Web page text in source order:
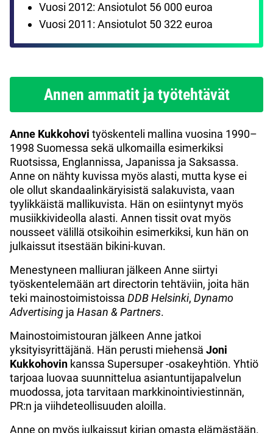
Vuosi 2012: Ansiotulot 56 000 euroa
Vuosi 2011: Ansiotulot 50 322 euroa
Annen ammatit ja työtehtävät
Anne Kukkohovi työskenteli mallina vuosina 1990–
1998 Suomessa sekä ulkomailla esimerkiksi
Ruotsissa, Englannissa, Japanissa ja Saksassa.
Anne on nähty kuvissa myös alasti, mutta kyse ei
ole ollut skandaalinkäryisistä salakuvista, vaan
tyylikkäistä mallikuvista. Hän on esiintynyt myös
musiikkivideolla alasti. Annen tissit ovat myös
nousseet välillä otsikoihin esimerkiksi, kun hän on
julkaissut itsestään bikini-kuvan.
Menestyneen malliuran jälkeen Anne siirtyi
työskentelemään art directorin tehtäviin, joita hän
teki mainostoimistoissa DDB Helsinki, Dynamo
Advertising ja Hasan & Partners.
Mainostoimistouran jälkeen Anne jatkoi
yksityisyrittäjänä. Hän perusti miehensä Joni
Kukkohovin kanssa Supersuper -osakeyhtiön. Yhtiö
tarjoaa luovaa suunnittelua asiantuntijapalvelun
muodossa, jota tarvitaan markkinointiviestinnän,
PR:n ja viihdeteollisuuden aloilla.
Anne on myös julkaissut kirjan omasta elämästään.